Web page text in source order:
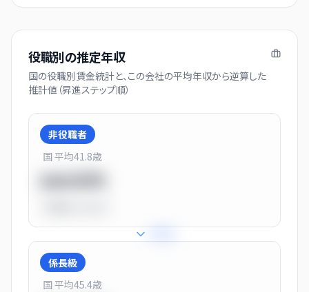
役職別の推定年収
国の役職別賃金統計と、この会社の平均年収から逆算した
推計値（昇進ステップ順）
非役職者
国 平均41.8歳
係長級
国 平均45.4歳